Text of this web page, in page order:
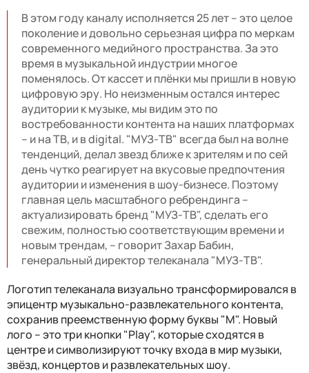
В этом году каналу исполняется 25 лет – это целое
поколение и довольно серьезная цифра по меркам
современного медийного пространства. За это
время в музыкальной индустрии многое
поменялось. От кассет и плёнки мы пришли в новую
цифровую эру. Но неизменным остался интерес
аудитории к музыке, мы видим это по
востребованности контента на наших платформах
– и на ТВ, и в digital. "МУЗ-ТВ" всегда был на волне
тенденций, делал звезд ближе к зрителям и по сей
день чутко реагирует на вкусовые предпочтения
аудитории и изменения в шоу-бизнесе. Поэтому
главная цель масштабного ребрендинга –
актуализировать бренд "МУЗ-ТВ", сделать его
свежим, полностью соответствующим времени и
новым трендам, – говорит Захар Бабин,
генеральный директор телеканала "МУЗ-ТВ".
Логотип телеканала визуально трансформировался в
эпицентр музыкально-развлекательного контента,
сохранив преемственную форму буквы "М". Новый
лого – это три кнопки "Play", которые сходятся в
центре и символизируют точку входа в мир музыки,
звёзд, концертов и развлекательных шоу.